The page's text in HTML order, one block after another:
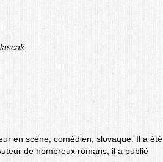
en scène, comédien, slovaque. Il a été
de nombreux romans, il a publié